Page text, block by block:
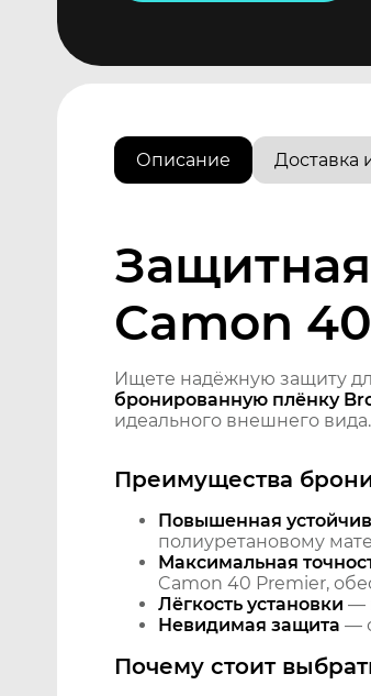
Описание Доставка
Camon
Ищете надёжную защиту
бронированную плёнку
идеального внешнего вида.
Преимущества
Повышенная
полиуретановому
Максимальная
Camon 40 Premier,
Лёгкость установки —
Невидимая защита —
Почему стоит